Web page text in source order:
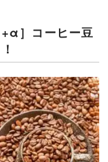
+α］コーヒー豆